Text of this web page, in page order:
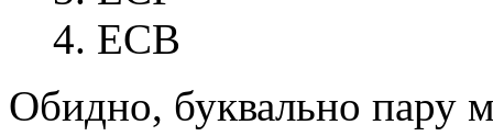
4. ECB
Обидно, буквально пару